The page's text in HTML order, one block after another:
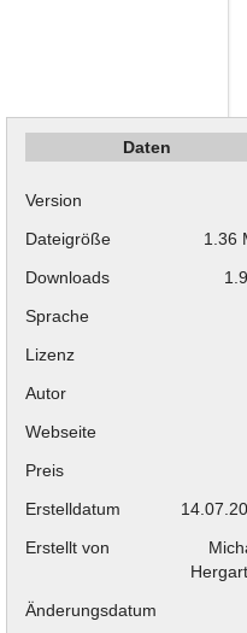
Daten
Version
Dateigröße
1.36
Downloads
Sprache
Lizenz
Autor
Webseite
Preis
Erstelldatum
Erstellt von
Änderungsdatum